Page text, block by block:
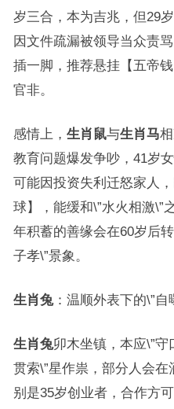
岁三合，本为吉兆，但29
因文件疏漏被领导当众责
插一脚，推荐悬挂【五帝
官非。
感情上， 生肖鼠与生肖马
教育问题爆发争吵，41岁
可能因投资失利迁怒家人
球】，能缓和\”水火相激\”
年积蓄的善缘会在60岁后
子孝\”景象。
生肖兔：温顺外表下的\”自
生肖兔卯木坐镇，本应\”守
贯索\”星作祟，部分人会
别是35岁创业者，合作方